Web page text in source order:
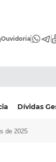
Ouvidoria
Dívidas
de 2025